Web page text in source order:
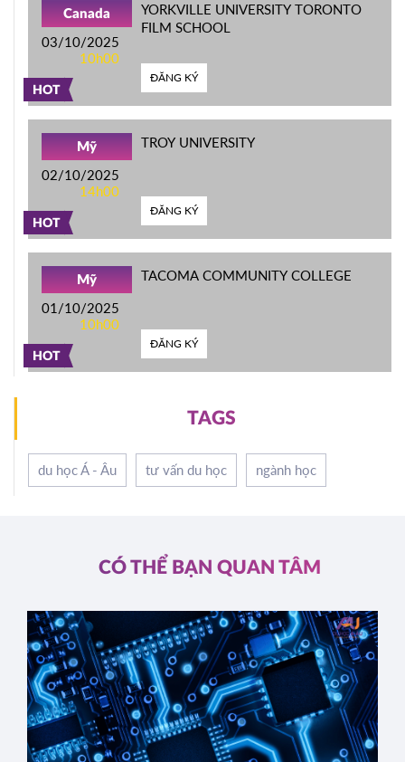
HOT
Canada
03/10/2025
10h00
YORKVILLE UNIVERSITY TORONTO
FILM SCHOOL
ĐĂNG KÝ
HOT
Mỹ
02/10/2025
14h00
TROY UNIVERSITY
ĐĂNG KÝ
HOT
Mỹ
01/10/2025
10h00
TACOMA COMMUNITY COLLEGE
ĐĂNG KÝ
TAGS
du học Á - Âu tư vấn du học ngành học
CÓ THỂ BẠN QUAN TÂM